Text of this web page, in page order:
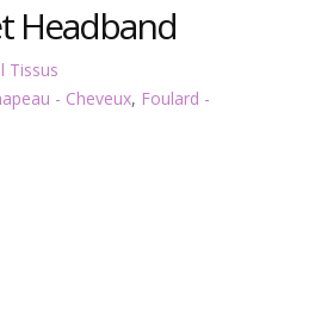
Headband
Tissus
- Cheveux, Foulard -